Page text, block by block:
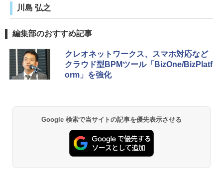
川島 弘之
編集部のおすすめ記事
クレオネットワークス、スマホ対応など
クラウド型BPMツール「BizOne/BizPlatf
orm」を強化
Google 検索で当サイトの記事を優先表示させる